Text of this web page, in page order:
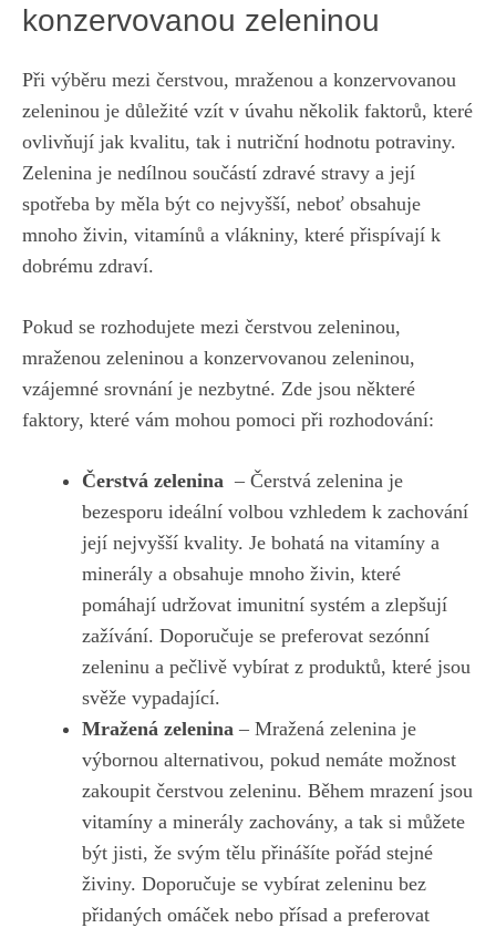
konzervovanou zeleninou
Při výběru mezi ‍čerstvou, mraženou a konzervovanou
zeleninou je důležité vzít v úvahu⁤ několik faktorů, které
ovlivňují jak kvalitu, ‍tak i nutriční ‍hodnotu ⁢potraviny.
Zelenina‌ je nedílnou součástí zdravé stravy a její
spotřeba ​by ⁢měla ⁢být co nejvyšší, neboť obsahuje
mnoho živin, vitamínů a vlákniny, které přispívají k
dobrému zdraví.
Pokud se ‍rozhodujete⁢ mezi ⁤čerstvou zeleninou,
mraženou zeleninou​ a konzervovanou zeleninou,
vzájemné srovnání je​ nezbytné. Zde jsou některé​
faktory, které⁣ vám mohou ​pomoci ‌při rozhodování:
Čerstvá zelenina ⁤ – Čerstvá zelenina je
bezesporu ideální ⁢volbou vzhledem k‍ zachování
její nejvyšší kvality.⁣ Je ‌bohatá ‍na vitamíny ⁤a
minerály⁤ a⁤ obsahuje mnoho živin, které
pomáhají udržovat imunitní systém a ⁤zlepšují
zažívání. ⁤Doporučuje se preferovat ⁢sezónní
zeleninu a pečlivě vybírat z‌ produktů,⁢ které jsou
svěže vypadající.
Mražená zelenina – Mražená zelenina je
výbornou alternativou, pokud nemáte ​možnost
zakoupit čerstvou ‍zeleninu. ​Během‍ mrazení ⁢jsou
vitamíny a minerály zachovány, a tak si můžete
být jisti, ⁢že svým tělu přinášíte pořád stejné
živiny. Doporučuje se vybírat‌ zeleninu bez
přidaných omáček nebo ​přísad a preferovat